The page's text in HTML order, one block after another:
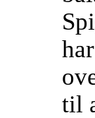
til